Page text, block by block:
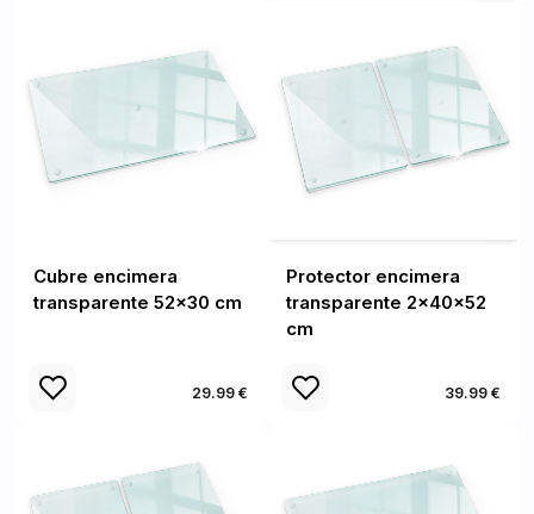
Cubre encimera
transparente 52x30 cm
29.99 €
Protector encimera
transparente 2x40x52
cm
39.99 €